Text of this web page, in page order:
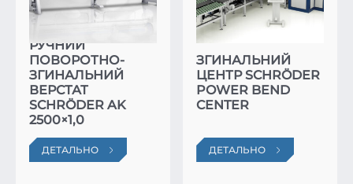
РУЧНИЙ
ПОВОРОТНО-
ЗГИНАЛЬНИЙ
ВЕРСТАТ
SCHRÖDER AK
2500×1,0
ДЕТАЛЬНО
ЗГИНАЛЬНИЙ
ЦЕНТР SCHRÖDER
POWER BEND
CENTER
ДЕТАЛЬНО